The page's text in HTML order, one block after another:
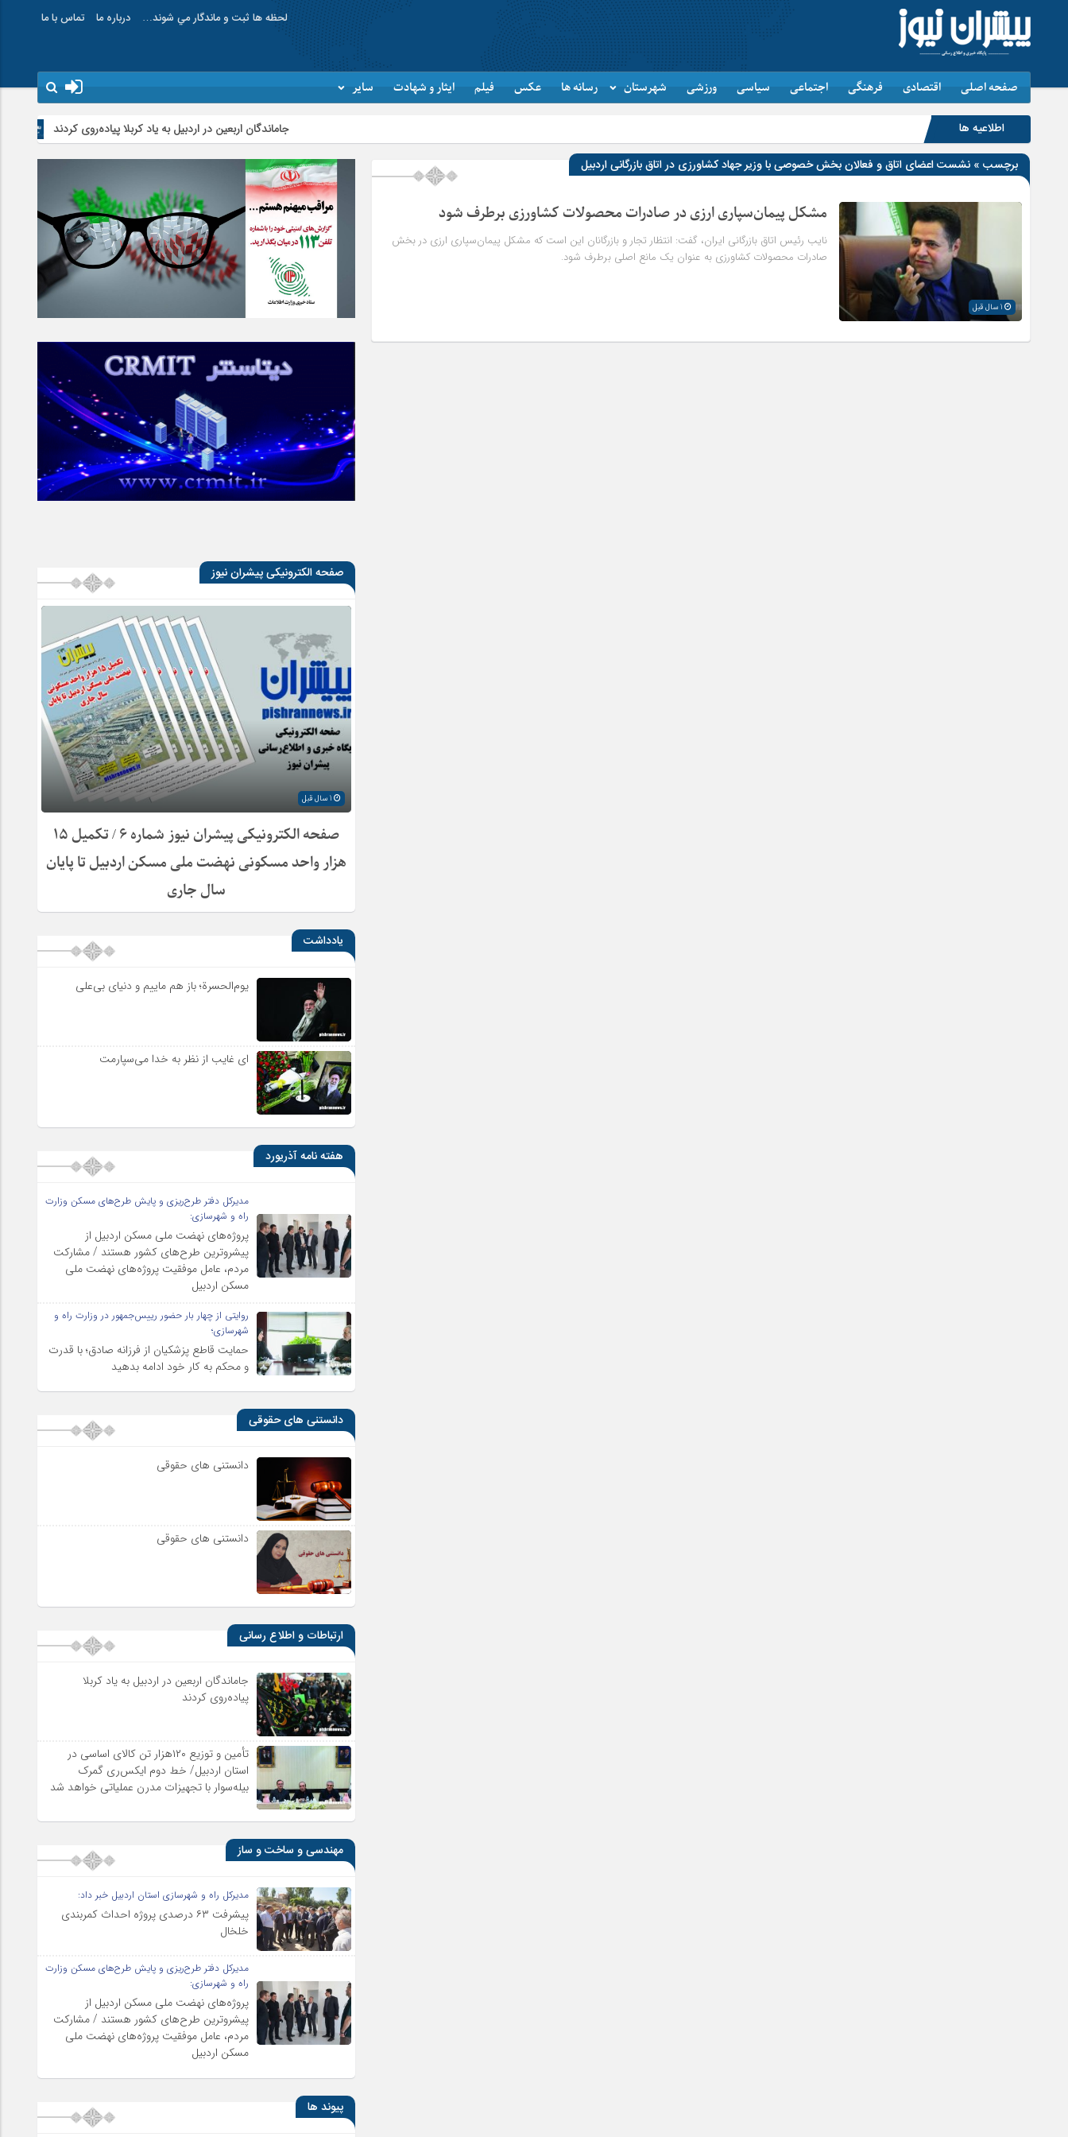
لحظه ها ثبت و ماندگار مي شوند… درباره ما تماس با ما
صفحه اصلی اقتصادی فرهنگی اجتماعی سیاسی ورزشی شهرستان رسانه ها عکس فیلم ایثار و شهادت سایر
اطلاعیه ها جاماندگان اربعین در اردبیل به یاد کربلا پیاده‌روی کردند تأمین و توزیع ۱۲۰هزار تن کالای اساسی در استان اردبیل/ خط دوم ایکس‌ری گمرک بیله‌سوار با تجهیزات مدرن عملیاتی خواهد شد
برچسب » نشست اعضای اتاق و فعالان بخش خصوصی با وزیر جهاد کشاورزی در اتاق بازرگانی اردبیل
مشکل پیمان‌سپاری ارزی در صادرات محصولات کشاورزی برطرف شود
نایب رئیس اتاق بازرگانی ایران، گفت: انتظار تجار و بازرگانان این است که مشکل پیمان‌سپاری ارزی در بخش
صادرات محصولات کشاورزی به عنوان یک مانع اصلی برطرف شود.
صفحه الکترونیکی پیشران نیوز
صفحه الکترونیکی پیشران نیوز شماره ۶ / تکمیل ۱۵
هزار واحد مسکونی نهضت ملی مسکن اردبیل تا پایان
سال جاری
یادداشت
یوم‌الحسرة؛ باز هم ماییم و دنیای بی‌علی
ای غایب از نظر به خدا می‌سپارمت
هفته نامه آذریورد
مدیرکل دفتر طرح‌ریزی و پایش طرح‌های مسکن وزارت
راه و شهرسازی:
پروژه‌های نهضت ملی مسکن اردبیل از
پیشروترین طرح‌های کشور هستند / مشارکت
مردم، عامل موفقیت پروژه‌های نهضت ملی
مسکن اردبیل
روایتی از چهار بار حضور رییس‌جمهور در وزارت راه و
شهرسازی؛
حمایت قاطع پزشکیان از فرزانه صادق؛ با قدرت
و محکم به کار خود ادامه بدهید
دانستنی های حقوقی
دانستنی های حقوقی
دانستنی های حقوقی
ارتباطات و اطلاع رسانی
جاماندگان اربعین در اردبیل به یاد کربلا
پیاده‌روی کردند
تأمین و توزیع ۱۲۰هزار تن کالای اساسی در
استان اردبیل/ خط دوم ایکس‌ری گمرک
بیله‌سوار با تجهیزات مدرن عملیاتی خواهد شد
مهندسی و ساخت و ساز
مدیرکل راه و شهرسازی استان اردبیل خبر داد:
پیشرفت ۶۳ درصدی پروژه احداث کمربندی
خلخال
مدیرکل دفتر طرح‌ریزی و پایش طرح‌های مسکن وزارت
راه و شهرسازی:
پروژه‌های نهضت ملی مسکن اردبیل از
پیشروترین طرح‌های کشور هستند / مشارکت
مردم، عامل موفقیت پروژه‌های نهضت ملی
مسکن اردبیل
پیوند ها